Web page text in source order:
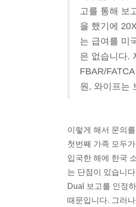
고를 통해 보
을 했기에
는 급여를 미
은 없습니다.
FBAR/
원, 와이프는
이렇게 해서 문의
첫번째 가족 모두
입국한 해에 한국
는 단점이 있습니
Dual 보고를 인정
때문입니다. 그러